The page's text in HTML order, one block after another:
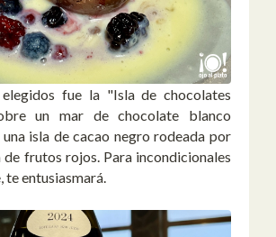
fue la "Isla de chocolates
un mar de chocolate blanco
isla de cacao negro rodeada por
de frutos rojos. Para incondicionales
te entusiasmará.